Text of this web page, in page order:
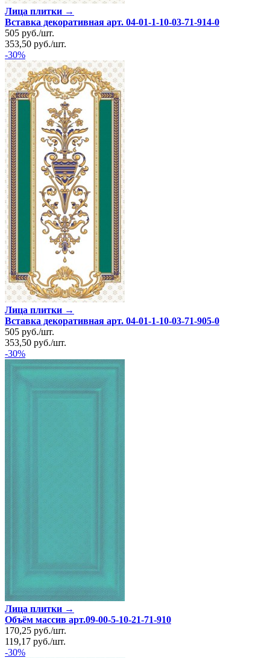
Лица плитки →
Вставка декоративная арт. 04-01-1-10-03-71-914-0
505 руб./шт.
353,50 руб./шт.
-30%
Лица плитки →
Вставка декоративная арт. 04-01-1-10-03-71-905-0
505 руб./шт.
353,50 руб./шт.
-30%
Лица плитки →
Объём массив арт.09-00-5-10-21-71-910
170,25 руб./шт.
119,17 руб./шт.
-30%